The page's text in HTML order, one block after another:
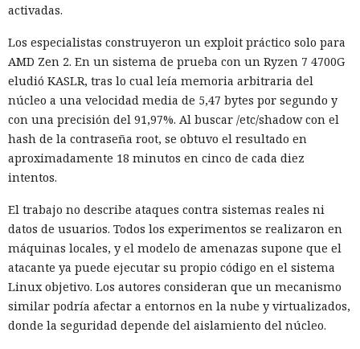
activadas.
Los especialistas construyeron un exploit práctico solo para
AMD Zen 2. En un sistema de prueba con un Ryzen 7 4700G
eludió KASLR, tras lo cual leía memoria arbitraria del
núcleo a una velocidad media de 5,47 bytes por segundo y
con una precisión del 91,97%. Al buscar /etc/shadow con el
hash de la contraseña root, se obtuvo el resultado en
aproximadamente 18 minutos en cinco de cada diez
intentos.
El trabajo no describe ataques contra sistemas reales ni
datos de usuarios. Todos los experimentos se realizaron en
máquinas locales, y el modelo de amenazas supone que el
atacante ya puede ejecutar su propio código en el sistema
Linux objetivo. Los autores consideran que un mecanismo
similar podría afectar a entornos en la nube y virtualizados,
donde la seguridad depende del aislamiento del núcleo.